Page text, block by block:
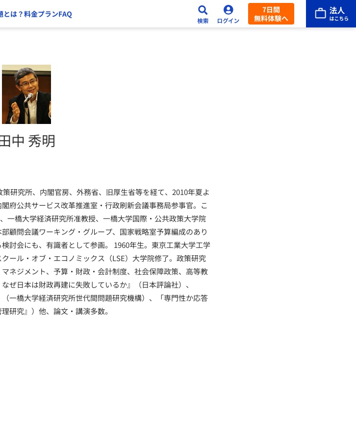
とは？料金プランFAQ
7日間
無料体験へ
中 秀明
研究所、内閣官房、外務省、旧厚生省等を経て、2010年夏よ
府公共サービス改革推進室・行政刷新会議事務局参事官。こ
一橋大学経済研究所准教授、一橋大学国際・公共政策大学院
顧問会議ワーキング・グループ、国家戦略室予算編成のあり
討会にも、有識者として参画。 1960年生。東京工業大学工学
ール・オブ・エコノミックス（LSE）大学院修了。政策研究
ネジメント、予算・財政・会計制度、社会保障政策、高等教
ぜ日本は財政再建に失敗しているか』（日本評論社）、
一橋大学経済研究所世代間問題研究機構）、「専門性か応答
研究』）他、論文・講演多数。